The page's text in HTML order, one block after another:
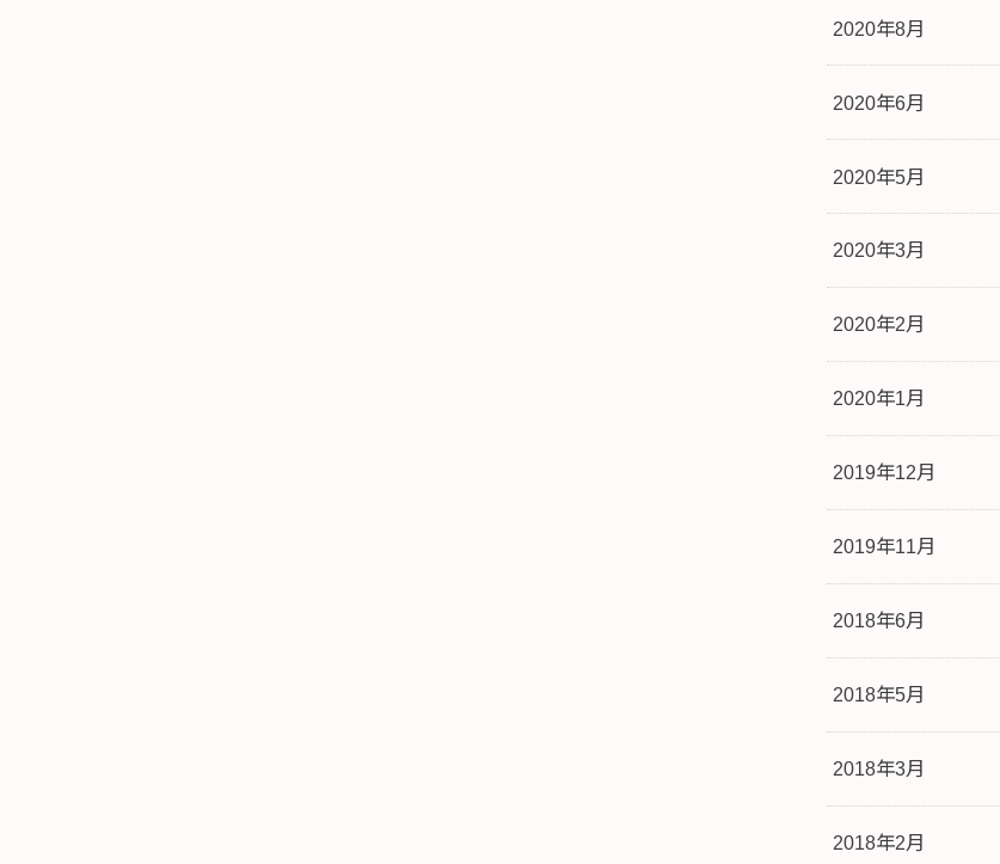
2020年8月
2020年6月
2020年5月
2020年3月
2020年2月
2020年1月
2019年12月
2019年11月
2018年6月
2018年5月
2018年3月
2018年2月